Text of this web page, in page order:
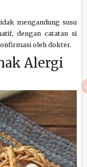
mengandung susu
dengan catatan si
oleh dokter.
Alergi